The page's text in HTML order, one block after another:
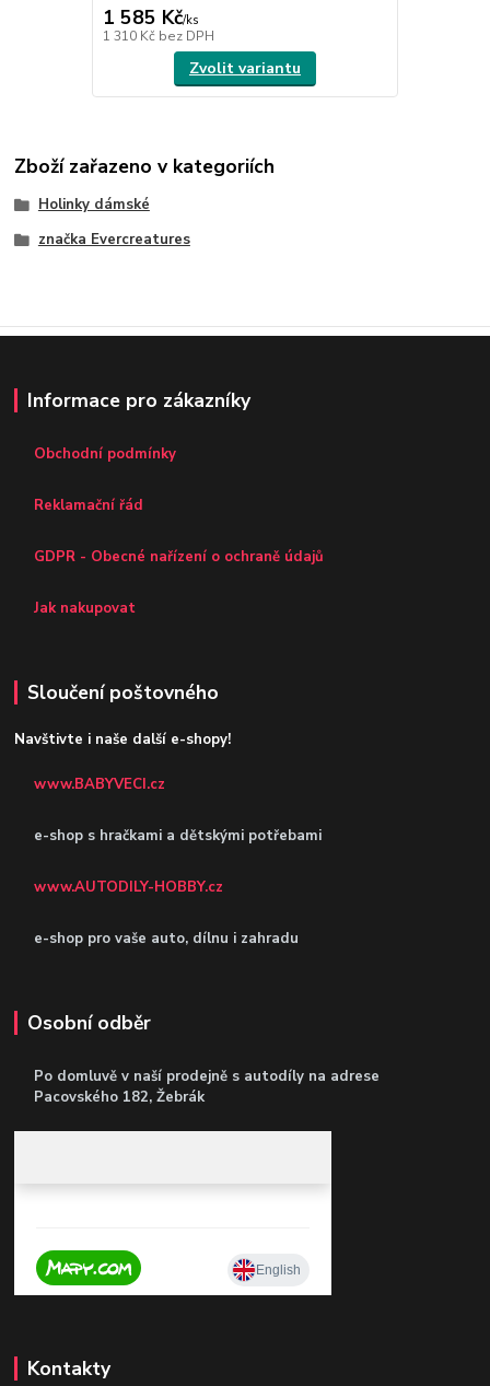
1 585 Kč/ks
1 310 Kč bez DPH
Zvolit variantu
Zboží zařazeno v kategoriích
Holinky dámské
značka Evercreatures
Informace pro zákazníky
Obchodní podmínky
Reklamační řád
GDPR - Obecné nařízení o ochraně údajů
Jak nakupovat
Sloučení poštovného
Navštivte i naše další e-shopy!
www.BABYVECI.cz
e-shop s hračkami a dětskými potřebami
www.AUTODILY-HOBBY.cz
e-shop pro vaše auto, dílnu i zahradu
Osobní odběr
Po domluvě v naší prodejně s autodíly na adrese
Pacovského 182, Žebrák
Kontakty